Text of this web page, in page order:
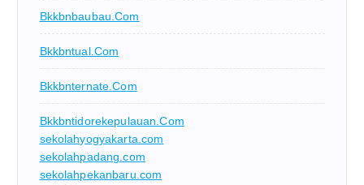
Bkkbnbaubau.com
Bkkbntual.com
Bkkbnternate.com
Bkkbntidorekepulauan.com
sekolahyogyakarta.com
sekolahpadang.com
sekolahpekanbaru.com